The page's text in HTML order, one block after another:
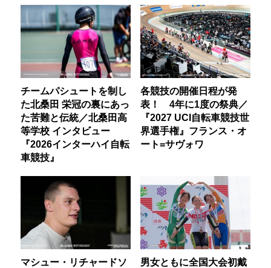
チームパシュートを制し
た北桑田 栄冠の裏にあっ
た苦難と伝統／北桑田高
等学校 インタビュー
『2026インターハイ自転
車競技』
各競技の開催日程が発
表！ 4年に1度の祭典／
『2027 UCI自転車競技世
界選手権』フランス・オ
ート=サヴォワ
マシュー・リチャードソ
男女ともに全国大会初戴